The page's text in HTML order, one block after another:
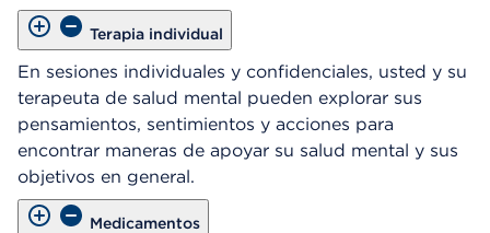
Terapia individual
En sesiones individuales y confidenciales, usted y su
terapeuta de salud mental pueden explorar sus
pensamientos, sentimientos y acciones para
encontrar maneras de apoyar su salud mental y sus
objetivos en general.
Medicamentos